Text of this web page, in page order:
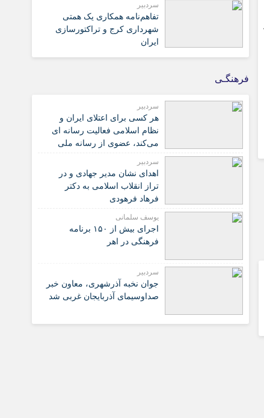
سردبیر
تفاهم‌نامه همکاری یک همتی
شهرداری کرج و تراکتورسازی
ایران
فرهنگـی
سردبیر
هر کسی برای اعتلای ایران و
نظام اسلامی فعالیت رسانه ای
می‌کند، عضوی از رسانه ملی
سردبیر
اهدای نشان مدیر جهادی و در
تراز انقلاب اسلامی به دکتر
فرهاد فرهودی
یوسف سلمانی
اجرای بیش از ۱۵۰ برنامه
فرهنگی در اهر
سردبیر
جوان نخبه آذرشهری، معاون خبر
صداوسیمای آذربایجان غربی شد